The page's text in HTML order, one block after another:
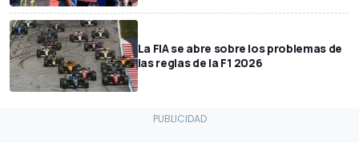
La FIA se abre sobre los problemas de
las reglas de la F1 2026